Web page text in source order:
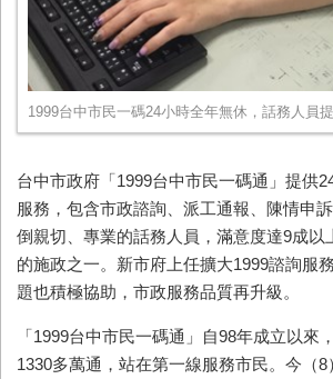
1999台中市民一碼24小時全年無休，話務人員
台中市政府「1999台中市民一碼通」提供
服務，包含市政諮詢、派工通報、陳情申
倒親切、專業的話務人員，滿意度達9成以
的施政之一。新市府上任擴大1999諮詢服
題也積極協助，市政服務品質再升級。
「1999台中市民一碼通」自98年成立以來
1330多萬通，站在第一線服務市民。今（